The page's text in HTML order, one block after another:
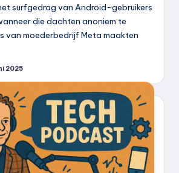
surfgedrag van Android-gebruikers
die dachten anoniem te
van moederbedrijf Meta maakten
2025